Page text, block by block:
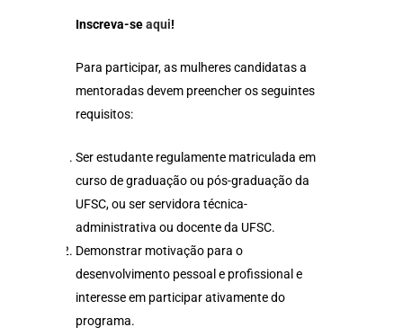
Inscreva-seaqui!
Para participar, as mulheres candidatas a
mentoradas devem preencher os seguintes
requisitos:
Ser estudante regulamente matriculada em
curso de graduação ou pós-graduação da
UFSC, ou ser servidora técnica-
administrativa ou docente da UFSC.
Demonstrar motivação para o
desenvolvimento pessoal e profissional e
interesse em participar ativamente do
programa.